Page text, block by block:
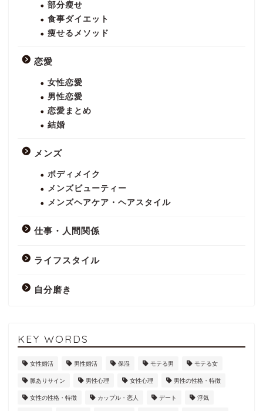
部分瘦せ
食事ダイエット
痩せるメソッド
恋愛
女性恋愛
男性恋愛
恋愛まとめ
結婚
メンズ
ボディメイク
メンズビューティー
メンズヘアケア・ヘアスタイル
仕事・人間関係
ライフスタイル
自分磨き
KEY WORDS
女性婚活 男性婚活 保湿 モテる男 モテる女
脈ありサイン 男性心理 女性心理 男性の性格・特徴
女性の性格・特徴 カップル・恋人 デート 浮気